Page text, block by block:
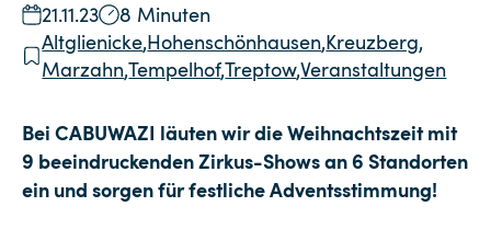
21.11.23
8 Minuten
Altglienicke,Hohenschönhausen,Kreuzberg,
Marzahn,Tempelhof,Treptow,Veranstaltungen
Bei CABUWAZI läuten wir die Weihnachtszeit mit
9 beeindruckenden Zirkus-Shows an 6 Standorten
ein und sorgen für festliche Adventsstimmung!